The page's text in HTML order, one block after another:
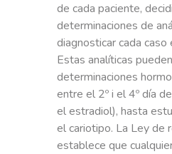
de cada paciente,
determinaciones de
diagnosticar cada caso
Estas analíticas
determinaciones
entre el 2º i el 4º día
el estradiol), hasta
el cariotipo. La Ley de
establece que